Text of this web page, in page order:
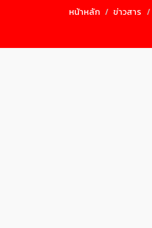
หน้าหลัก ข่าวสาร